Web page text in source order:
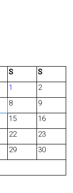
S
S
1
2
8
9
15
16
22
23
29
30